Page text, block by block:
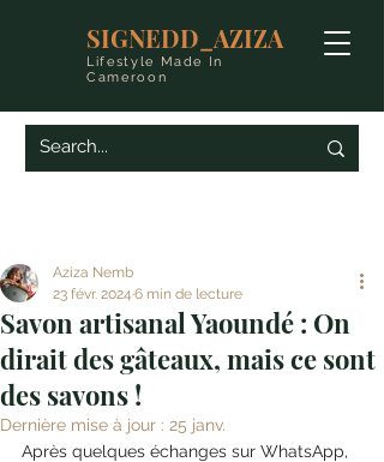
SIGNEDD_AZIZA
Lifestyle Made In
Cameroon
Savon artisanal Yaoundé : On
dirait des gâteaux, mais ce sont
des savons !
Aziza Nemb
23 févr. 2024 6 min de lecture
Dernière mise à jour : 25 janv.
Après quelques échanges sur WhatsApp,